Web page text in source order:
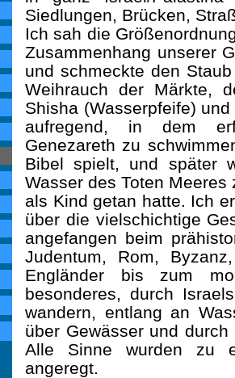
Siedlungen, Brücken,
Ich sah die
Zusammenhang unserer
und schmeckte den
Weihrauch der Märkte,
Shisha (Wasserpfeife)
aufregend, in dem
Genezareth zu
Bibel spielt, und später
Wasser des Toten
als Kind getan hatte. Ich
über die vielschichtige
angefangen beim
Judentum, Rom,
Engländer bis zum
besonderes, durch
wandern, entlang an
über Gewässer und
Alle Sinne wurden zu
angeregt.